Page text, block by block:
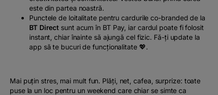
este din partea noastră.
Punctele de loitalitate pentru cardurile co-branded de la
BT Direct sunt acum în BT Pay, iar cardul poate fi folosit
instant, chiar înainte să ajungă cel fizic. Fă-ți update la
app să te bucuri de funcționalitate 💖.
Mai puțin stres, mai mult fun. Plăți, net, cafea, surprize: toate
puse la un loc pentru un weekend care chiar se simte ca